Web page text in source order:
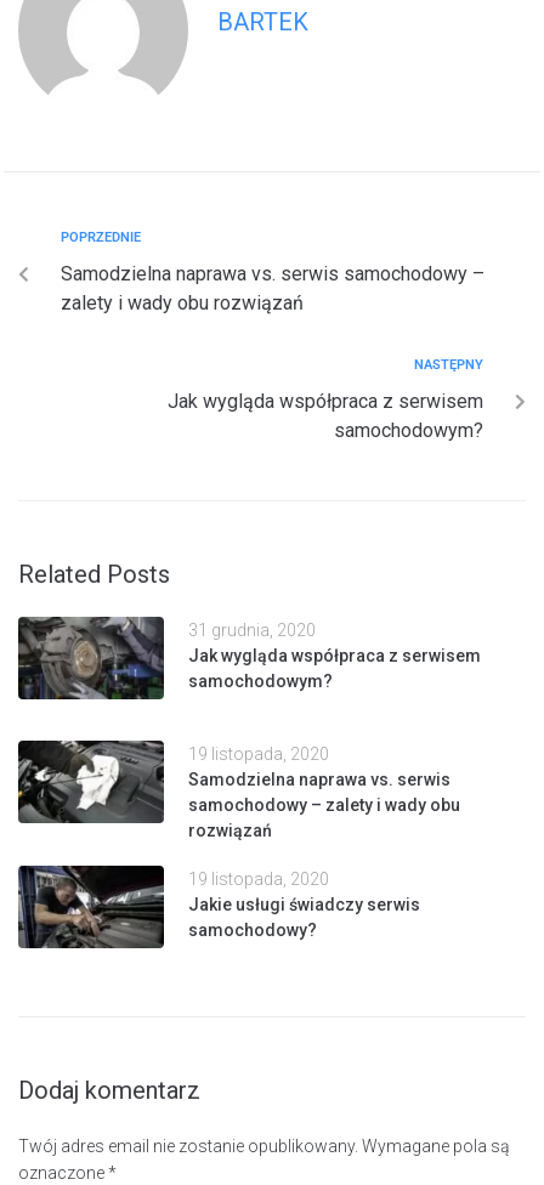
BARTEK
POPRZEDNIE
Samodzielna naprawa vs. serwis samochodowy –
zalety i wady obu rozwiązań
NASTĘPNY
Jak wygląda współpraca z serwisem
samochodowym?
Related Posts
31 grudnia, 2020
Jak wygląda współpraca z serwisem
samochodowym?
19 listopada, 2020
Samodzielna naprawa vs. serwis
samochodowy – zalety i wady obu
rozwiązań
19 listopada, 2020
Jakie usługi świadczy serwis
samochodowy?
Dodaj komentarz
Twój adres email nie zostanie opublikowany. Wymagane pola są
oznaczone*